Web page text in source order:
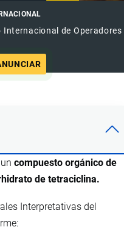
Internacional de Operadores
compuesto orgánico de
de tetraciclina.
Interpretativas del